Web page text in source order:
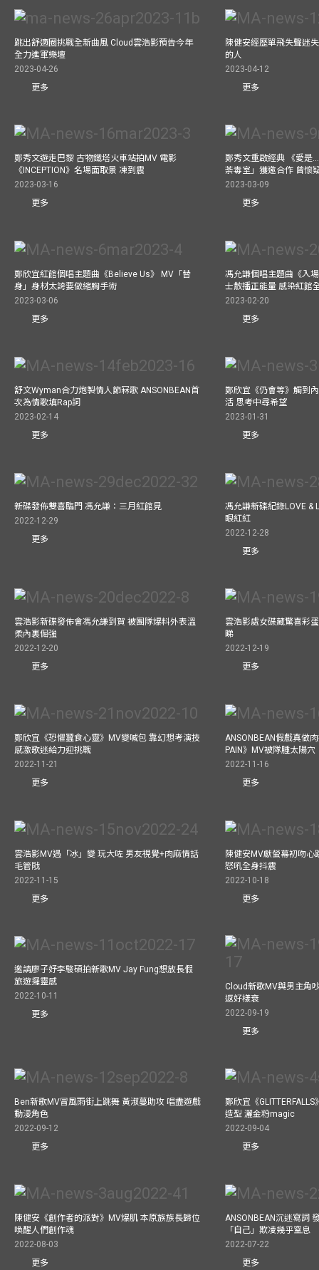
跳出舒適圈挑戰全新曲風 Cloud雲浩影預告今年
全力進軍樂壇
2023-04-26
更多
陳健安經歷單飛失聲迷
的人
2023-04-12
更多
鄭秀文遊走巴黎 古物鐵塔火車站拍MV 電影
《INCEPTION》名場面取景 凍到震
2023-03-16
更多
鄭秀文重啟經典 《愛是
荼毒室」獲邀合作 曾懷
2023-03-09
更多
鄭欣宜紅館個唱主題曲《Believe Us》 MV「替
身」身材太誇要做縮胸手術
2023-03-06
更多
馮允謙個唱主題曲《入
士散播正能量 感染紅館
2023-02-20
更多
舒文Wyman合力炮製情人節冧歌 ANSONBEAN首
次為情歌填Rap詞
2023-02-14
更多
鄭欣宜《仍會等》觸到
活 思考中尋希望
2023-01-31
更多
新碟發佈雙喜臨門 馮允謙：三月紅館見
2022-12-29
更多
馮允謙新碟紀錄LOVE &
眼紅紅
2022-12-28
更多
雲浩影新碟發佈會馮允謙到賀 被團隊爆料外表溫
柔內裏倔強
2022-12-20
更多
雲浩影處女碟藏驚喜彩
睇
2022-12-19
更多
鄭欣宜《恐懼蠶食心靈》MV變喊包 靠幻想考演技
感激歌迷給力迎挑戰
2022-11-21
更多
ANSONBEAN假戲真做
PAIN》MV被隊腫太陽穴
2022-11-16
更多
雲浩影MV遇「冰」變 玩大咗 男友視覺+肉麻情話
毛管戙
2022-11-15
更多
陳健安MV獻螢幕初吻心
怒吼全身抖震
2022-10-18
更多
邀請廖子妤李駿碩拍新歌MV Jay Fung想放長假
旅遊攞靈感
2022-10-11
更多
Cloud新歌MV與男主角
返好樣衰
2022-09-19
更多
Ben新歌MV冒風雨街上跳舞 黃淑蔓助攻 唱盡遊戲
動漫角色
2022-09-12
更多
鄭欣宜《
造型 灑金粉magic
2022-09-04
更多
陳健安《創作者的派對》MV爆肌 本原族族長歸位
喚醒人們創作魂
2022-08-03
更多
ANSONBEAN沉迷寫詞
「自己」欺凌幾乎窒息
2022-07-22
更多